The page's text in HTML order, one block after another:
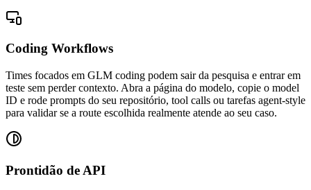
Coding Workflows
Times focados em GLM coding podem sair da pesquisa e entrar em
teste sem perder contexto. Abra a página do modelo, copie o model
ID e rode prompts do seu repositório, tool calls ou tarefas agent-style
para validar se a route escolhida realmente atende ao seu caso.
Prontidão de API